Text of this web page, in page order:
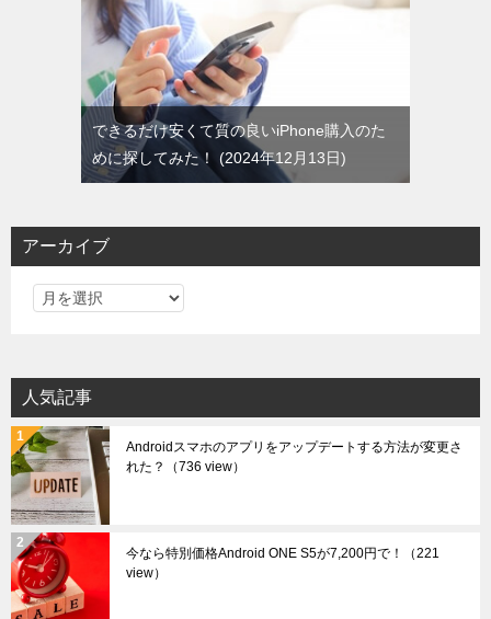
できるだけ安くて質の良いiPhone購入のた
めに探してみた！
2024年12月13日
アーカイブ
ア
イ
ブ
人気記事
Androidスマホのアプリをアップデートする方法が変更さ
れた？
（736 view）
今なら特別価格Android ONE S5が7,200円で！
（221
view）